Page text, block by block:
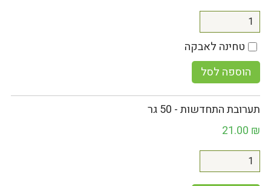
טחינה לאבקה
הוספה לסל
תערובת התחדשות - 50 גר
21.00 ₪